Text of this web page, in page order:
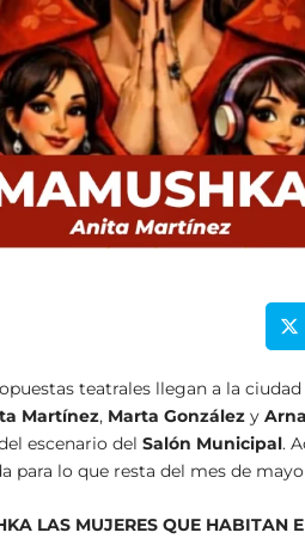
teatrales llegan a la
Martínez, Marta González y
escenario delSalón Municipal.
para lo que resta del mes de mayo
LAS MUJERES QUE HABITAN